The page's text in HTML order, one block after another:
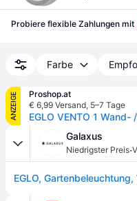
Probiere flexible Zahlungen mit
Farbe
ANZEIGE
Proshop.at
€ 6,99 Versand, 5–7 Tage
Galaxus
Niedrigster Preis·
EGLO,